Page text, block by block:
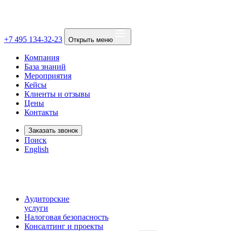
+7 495 134-32-23 Открыть меню
Компания
База знаний
Мероприятия
Кейсы
Клиенты и отзывы
Цены
Контакты
Заказать звонок
Поиск
English
Аудиторские
услуги
Налоговая безопасность
Консалтинг и проекты